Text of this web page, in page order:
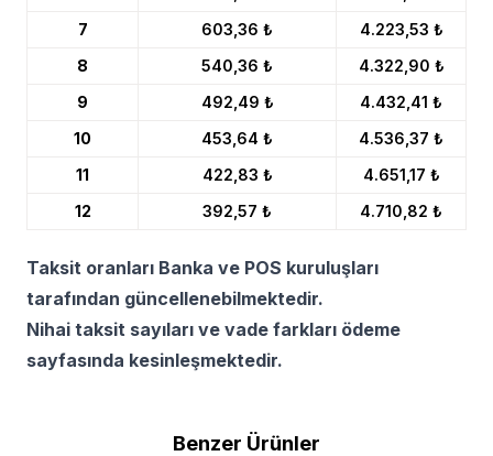
7
603,36 ₺
4.223,53 ₺
8
540,36 ₺
4.322,90 ₺
9
492,49 ₺
4.432,41 ₺
10
453,64 ₺
4.536,37 ₺
11
422,83 ₺
4.651,17 ₺
12
392,57 ₺ 4.710,82 ₺
Taksit oranları Banka ve POS kuruluşları
tarafından güncellenebilmektedir.
Nihai taksit sayıları ve vade farkları ödeme
sayfasında kesinleşmektedir.
Benzer Ürünler